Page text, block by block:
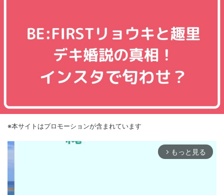
※本サイトはプロモーションが含まれています
arrow_forward_ios もっと見る